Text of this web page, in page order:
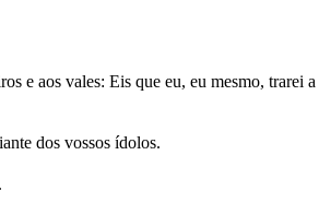
aos vales: Eis que eu, eu mesmo, trarei a
dos vossos ídolos.